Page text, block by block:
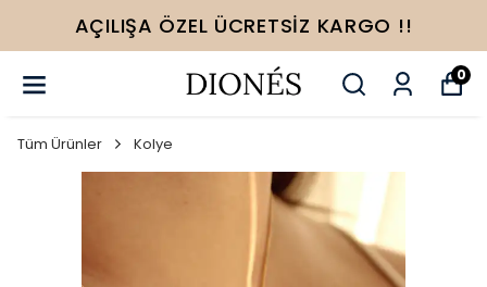
YENI SEZON ÜRÜNLER
0
Tüm Ürünler Kolye